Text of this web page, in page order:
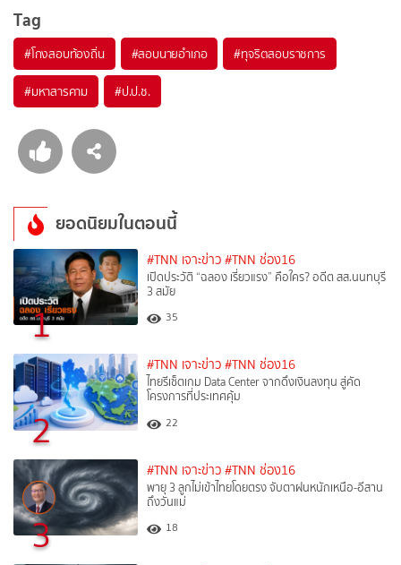
Tag
#โกงสอบท้องถิ่น #สอบนายอำเภอ #ทุจริตสอบราชการ
#มหาสารคาม #ป.ป.ช.
ยอดนิยมในตอนนี้
1
#TNN เจาะข่าว #TNN ช่อง16
เปิดประวัติ “ฉลอง เรี่ยวแรง” คือใคร? อดีต สส.นนทบุรี
3 สมัย
35
2
#TNN เจาะข่าว #TNN ช่อง16
ไทยรีเซ็ตเกม Data Center จากดึงเงินลงทุน สู่คัด
โครงการที่ประเทศคุ้ม
22
3
#TNN เจาะข่าว #TNN ช่อง16
พายุ 3 ลูกไม่เข้าไทยโดยตรง จับตาฝนหนักเหนือ-อีสาน
ถึงวันแม่
18